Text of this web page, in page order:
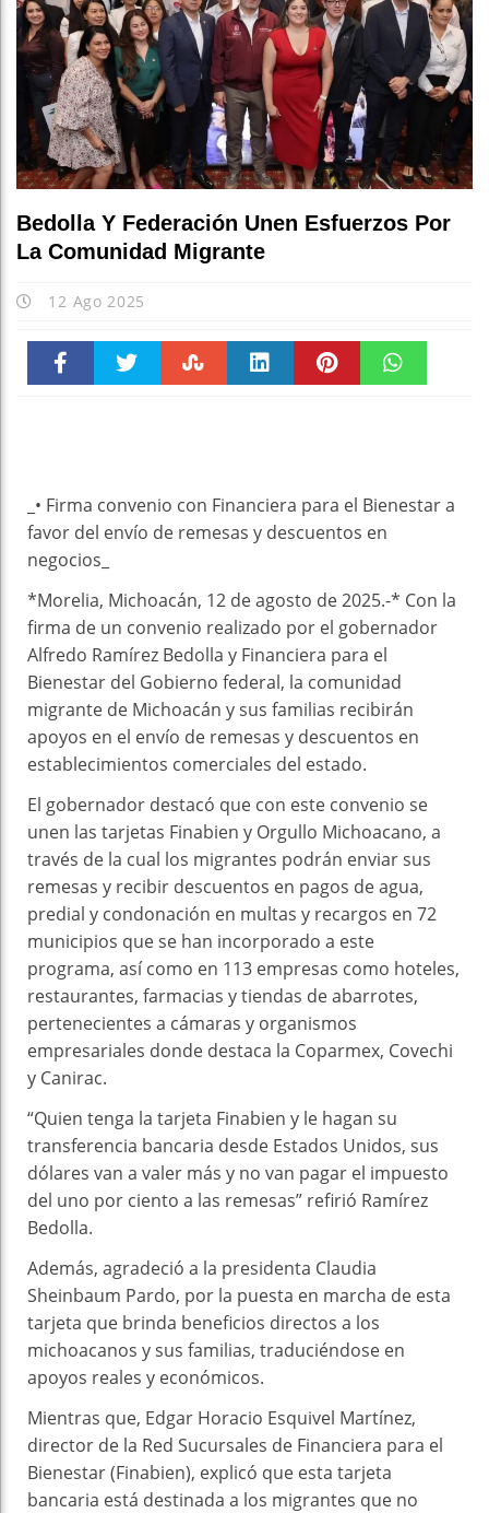
Bedolla Y Federación Unen Esfuerzos Por
La Comunidad Migrante
12 Ago 2025
_• Firma convenio con Financiera para el Bienestar a
favor del envío de remesas y descuentos en
negocios_
*Morelia, Michoacán, 12 de agosto de 2025.-* Con la
firma de un convenio realizado por el gobernador
Alfredo Ramírez Bedolla y Financiera para el
Bienestar del Gobierno federal, la comunidad
migrante de Michoacán y sus familias recibirán
apoyos en el envío de remesas y descuentos en
establecimientos comerciales del estado.
El gobernador destacó que con este convenio se
unen las tarjetas Finabien y Orgullo Michoacano, a
través de la cual los migrantes podrán enviar sus
remesas y recibir descuentos en pagos de agua,
predial y condonación en multas y recargos en 72
municipios que se han incorporado a este
programa, así como en 113 empresas como hoteles,
restaurantes, farmacias y tiendas de abarrotes,
pertenecientes a cámaras y organismos
empresariales donde destaca la Coparmex, Covechi
y Canirac.
“Quien tenga la tarjeta Finabien y le hagan su
transferencia bancaria desde Estados Unidos, sus
dólares van a valer más y no van pagar el impuesto
del uno por ciento a las remesas” refirió Ramírez
Bedolla.
Además, agradeció a la presidenta Claudia
Sheinbaum Pardo, por la puesta en marcha de esta
tarjeta que brinda beneficios directos a los
michoacanos y sus familias, traduciéndose en
apoyos reales y económicos.
Mientras que, Edgar Horacio Esquivel Martínez,
director de la Red Sucursales de Financiera para el
Bienestar (Finabien), explicó que esta tarjeta
bancaria está destinada a los migrantes que no